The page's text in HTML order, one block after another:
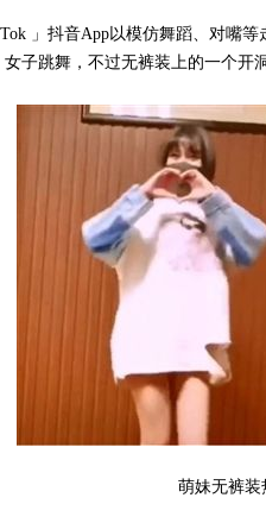
Tok 」抖音App以模仿舞蹈、对嘴
女子跳舞，不过无裤装上的一个开
萌妹无裤装